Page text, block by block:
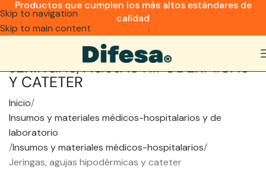
Skip to navigation
Skip to main content
JERINGAS, AGUJAS HIPODÉRMICAS
Y CATETER
Inicio
Insumos y materiales médicos-hospitalarios y de
laboratorio
Insumos y materiales médicos-hospitalarios
Jeringas, agujas hipodérmicas y cateter
Productos que cumplen los más altos estándares de
calidad